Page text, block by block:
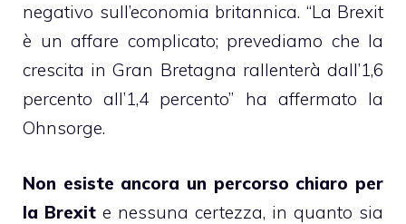
negativo sull’economia britannica. “La Brexit
è un affare complicato; prevediamo che la
crescita in Gran Bretagna rallenterà dall’1,6
percento all’1,4 percento” ha affermato la
Ohnsorge.
Non esiste ancora un percorso chiaro per
la Brexit e nessuna certezza, in quanto sia